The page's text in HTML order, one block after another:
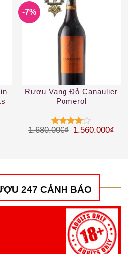
595.000₫.
Giá hiện tại là: 530.000₫.
-7%
Rượu Vang Đỏ Canaulier
Pomerol
Được
1.680.000₫ Giá gốc là:
1.560.000₫
247 CẢNH BÁO